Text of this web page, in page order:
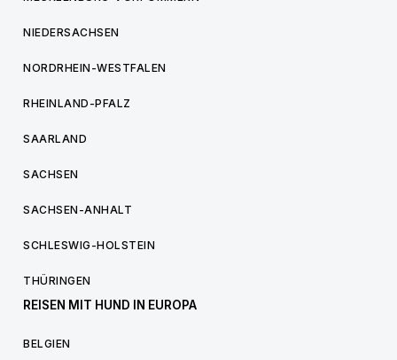
NIEDERSACHSEN
NORDRHEIN-WESTFALEN
RHEINLAND-PFALZ
SAARLAND
SACHSEN
SACHSEN-ANHALT
SCHLESWIG-HOLSTEIN
THÜRINGEN
REISEN MIT HUND IN EUROPA
BELGIEN